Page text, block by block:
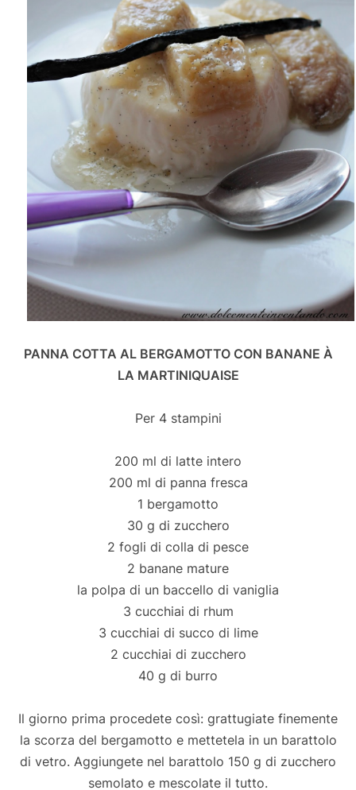
PANNA COTTA AL BERGAMOTTO CON BANANE À
LA MARTINIQUAISE
Per 4 stampini
200 ml di latte intero
200 ml di panna fresca
1 bergamotto
30 g di zucchero
2 fogli di colla di pesce
2 banane mature
la polpa di un baccello di vaniglia
3 cucchiai di rhum
3 cucchiai di succo di lime
2 cucchiai di zucchero
40 g di burro
Il giorno prima procedete così: grattugiate finemente
la scorza del bergamotto e mettetela in un barattolo
di vetro. Aggiungete nel barattolo 150 g di zucchero
semolato e mescolate il tutto.